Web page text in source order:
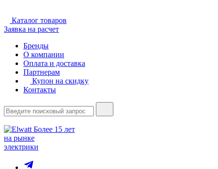
Каталог товаров
Заявка на расчет
Бренды
О компании
Оплата и доставка
Партнерам
Купон на скидку
Контакты
Более 15 лет
на рынке
электрики